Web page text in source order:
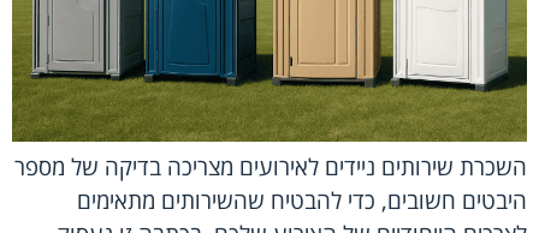
השכרת שירותים ניידים לאירועים מצריכה בדיקה של מספר
היבטים חשובים, כדי להבטיח שהשירותים מתאימים